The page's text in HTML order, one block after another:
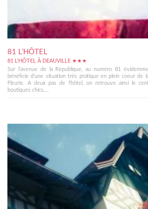
81 L’HÔTEL
81 L'HÔTEL À DEAUVILLE ★★★
Sur l'avenue de la République, au numéro 81
bénéficie d'une situation très pratique en plein coeur de
Fleurie. A deux pas de l'hôtel, on retrouve ainsi le
boutiques chics,...